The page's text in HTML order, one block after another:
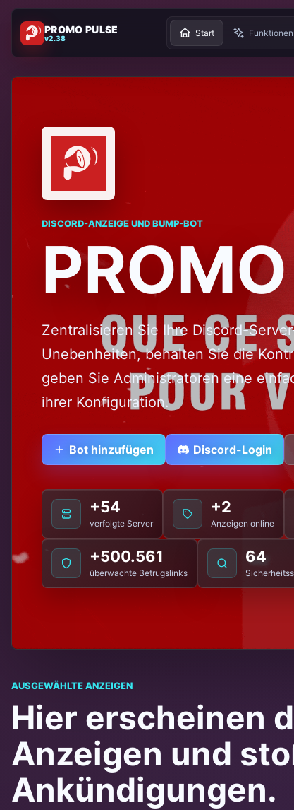
PROMO PULSE
v2.38 Start Funktionen
DISCORD-ANZEIGE UND BUMP-BOT
Zentralisieren Sie Ihre Discord-
Unebenheiten, behalten Sie die
geben Sie Administratoren eine
ihrer Konfiguration.
Bot hinzufügen Discord-Login
+54
verfolgte Server
+2
Anzeigen online
+500.561
überwachte Betrugslinks
64
AUSGEWÄHLTE ANZEIGEN
Hier erscheinen
Anzeigen und
Ankündigungen.